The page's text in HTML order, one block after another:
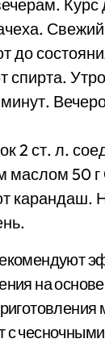
Курс
Свежий
до
спирта.
2 ст. л.
маслом 50
карандаш.
на
с